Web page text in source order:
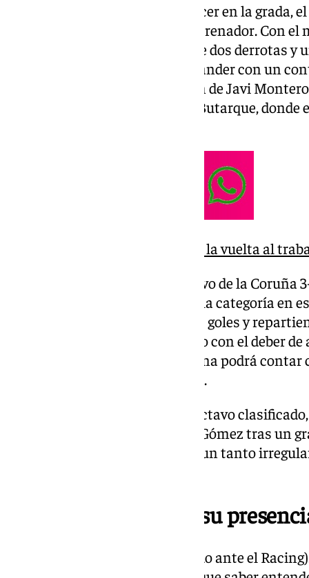
En estos tres partidos con Pellicer en la grada,
Alejandro Acejo, su segundo entrenador. Con
equipo ha logrado un balance de dos derrotas
llegaron ante el Racing de Santander con un
quedó marcado por la expulsión de Javi
pasada ante el Leganés 2-0 en Butarque,
Cuatro altas y tres bajas en la vuelta al
La victoria llegó ante el Deportivo de la Coruña
imponerse al que era el líder de la categoría en
estuvo impecable anotando dos goles y
volverá a tocar el tapete de juego con el deber
descenso. Para este fin de semana podrá
superado sus problemas virales.
El Málaga recibirá al Andorra, octavo
alta. El equipo dirigido por Ibai Gómez tras un
La Rosaleda con una dinámica un tanto
Restó importancia a su
«El otro día no es por eso (partido ante el